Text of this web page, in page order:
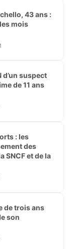
43 ans :
mois
d’un suspect
de 11 ans
: les
des
SNCF et de la
de trois ans
son